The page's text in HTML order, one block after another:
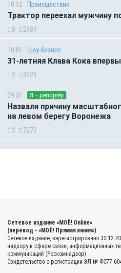
10:12 Происшествия
Трактор переехал мужчину
0 2984
10:01 Шоу-бизнес
31-летняя Клава Кока
2 3529
09:31 Я – репортёр
Назвали причину
на левом берегу Воронежа
3 7273
Сетевое издание «МОЁ! Online»
(перевод - «МОЁ! Прямая линия»)
Сетевое издание, зарегистрировано
надзору в сфере связи, информационных
коммуникаций (Роскомнадзор)
Свидетельство о регистрации ЭЛ № ФС77-